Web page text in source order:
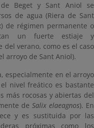
Beget y Sant Aniol se
de agua (Riera de Sant
de régimen permanente o
un fuerte estiaje y
verano, como es el caso
arroyo de Sant Aniol).
especialmente en el arroyo
nivel freático es bastante
más rocosas y abiertas del
de Salix elaeagnos). En
y es sustituida por las
próximas como los